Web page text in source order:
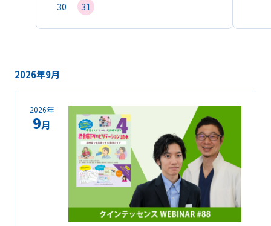
30
31
2026年9月
2026年
9月